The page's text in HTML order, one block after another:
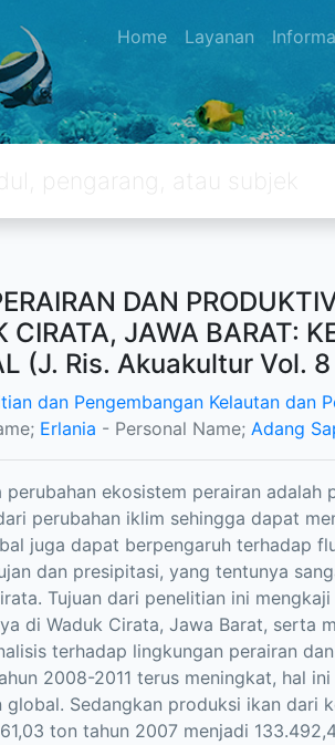
Home Layanan
DAN
CIRATA, JAWA BARAT:
(J. Ris. Akuakultur Vol.
dan Pengembangan Kelautan dan
Erlania - Personal Name; Adang
ekosistem perairan adalah
perubahan iklim sehingga dapat
juga dapat berpengaruh terhadap
dan presipitasi, yang tentunya
Tujuan dari penelitian ini
di Waduk Cirata, Jawa Barat, serta
terhadap lingkungan perairan
2008-2011 terus meningkat, hal
Sedangkan produksi ikan dari
ton tahun 2007 menjadi